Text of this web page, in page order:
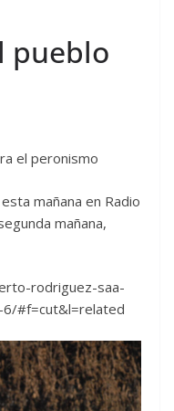
pueblo
el peronismo
mañana en Radio
mañana,
rodriguez-saa-
#f=cut&l=related